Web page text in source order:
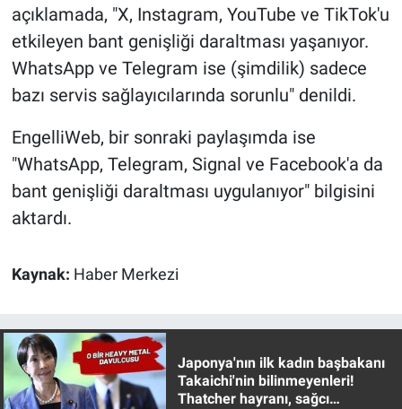
açıklamada, "X, Instagram, YouTube ve TikTok'u
etkileyen bant genişliği daraltması yaşanıyor.
WhatsApp ve Telegram ise (şimdilik) sadece
bazı servis sağlayıcılarında sorunlu" denildi.
EngelliWeb, bir sonraki paylaşımda ise
"WhatsApp, Telegram, Signal ve Facebook'a da
bant genişliği daraltması uygulanıyor" bilgisini
aktardı.
Kaynak: Haber Merkezi
Japonya'nın ilk kadın başbakanı
Takaichi'nin bilinmeyenleri!
Thatcher hayranı, sağcı
Popüler
Programlar
Spor
Teknoloji
Yerel Gündem
Yerel Yaşam